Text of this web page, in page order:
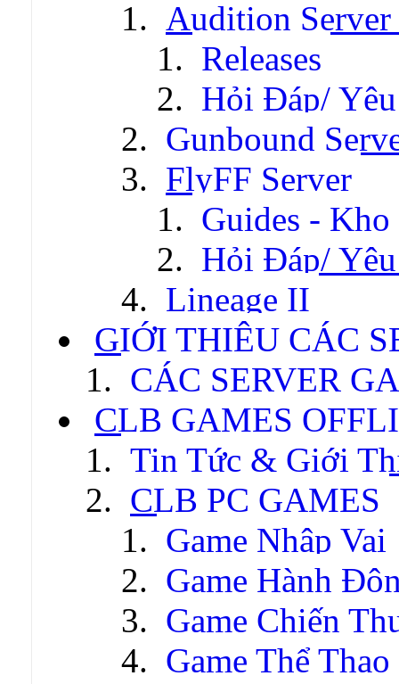
Audition Server
Releases
Hỏi Đáp/
Gunbound
FlyFF Server
Guides -
Hỏi Đáp/
Lineage II
GIỚI THIỆU CÁC
CÁC SERVER
CLB GAMES
Tin Tức & Giới
CLB PC GAMES
Game Nhập Vai
Game Hành
Game Chiến
Game Thể Thao